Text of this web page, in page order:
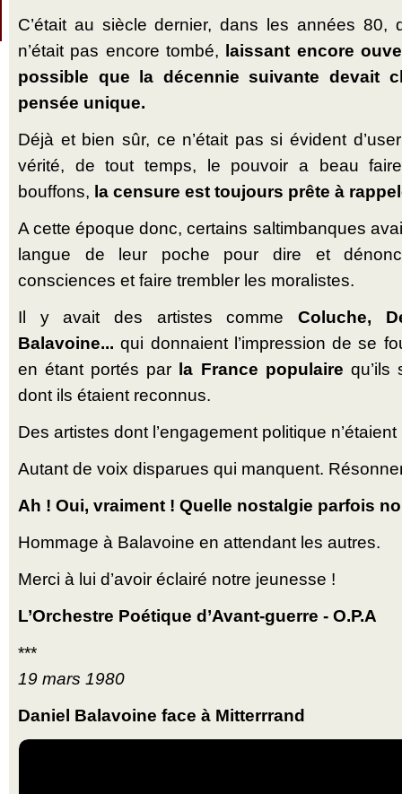
C’était au siècle dernier, dans les années 80,
n’était pas encore tombé, laissant encore
possible que la décennie suivante devait
pensée unique.
Déjà et bien sûr, ce n’était pas si évident
vérité, de tout temps, le pouvoir a beau
bouffons, la censure est toujours prête à
A cette époque donc, certains saltimbanques
langue de leur poche pour dire et
consciences et faire trembler les moralistes.
Il y avait des artistes comme Coluche,
Balavoine... qui donnaient l’impression de se
en étant portés par la France populaire qu’ils
dont ils étaient reconnus.
Des artistes dont l’engagement politique
Autant de voix disparues qui manquent.
Ah ! Oui, vraiment ! Quelle nostalgie parfois
Hommage à Balavoine en attendant les autres.
Merci à lui d’avoir éclairé notre jeunesse !
L’Orchestre Poétique d’Avant-guerre - O.P.A
***
19 mars 1980
Daniel Balavoine face à Mitterrrand